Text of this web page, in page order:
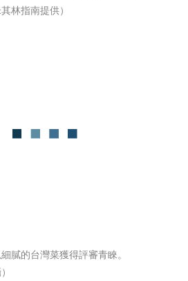
林指南提供）
膩的台灣菜獲得評審青睞。